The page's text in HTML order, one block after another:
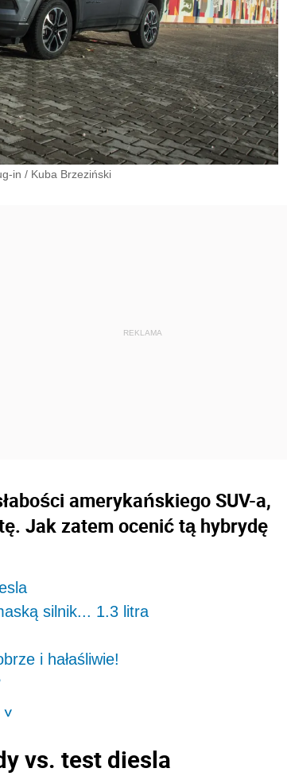
in / Kuba Brzeziński
amerykańskiego SUV-a,
Jak zatem ocenić tą hybrydę
silnik... 1.3 litra
i hałaśliwie!
vs. test diesla